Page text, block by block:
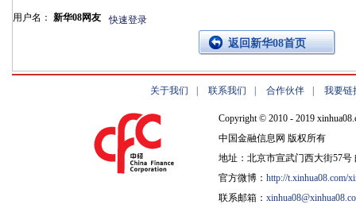
用户名： 新华08网友 快速登录
返回新华08首页
关于我们 联系我们 合作伙伴 我要链
Copyright © 2010 - 2019
中国金融信息网 版权所有
地址：北京市宣武门西大街57号
官方微博： http://t.xinhua08.com/
联系邮箱：